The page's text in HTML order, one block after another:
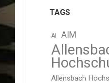
TAGS
AI AIM
Allensbach